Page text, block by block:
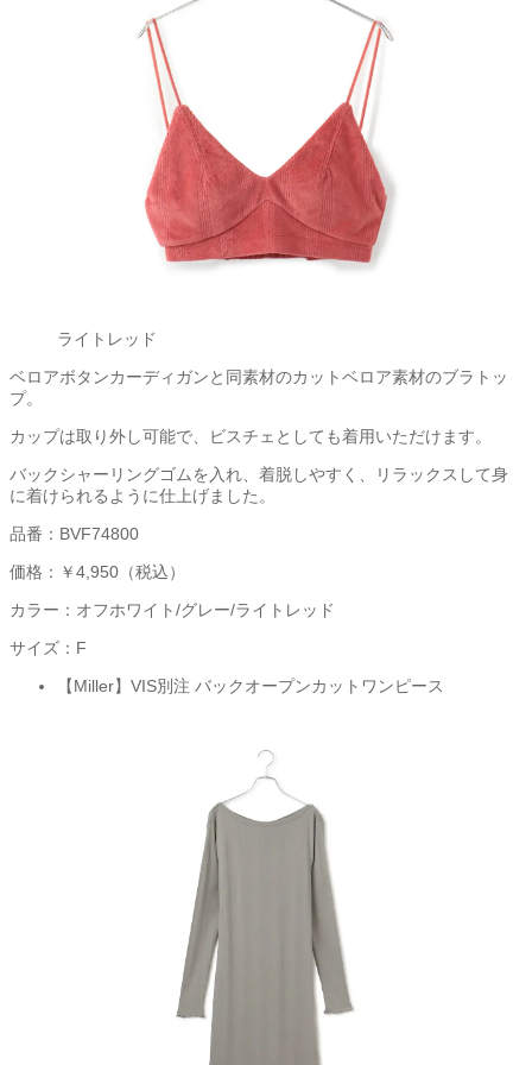
ライトレッド
ベロアボタンカーディガンと同素材のカットベロア素材のブラトッ
プ。
カップは取り外し可能で、ビスチェとしても着用いただけます。
バックシャーリングゴムを入れ、着脱しやすく、リラックスして身
に着けられるように仕上げました。
品番：BVF74800
価格：￥4,950（税込）
カラー：オフホワイト/グレー/ライトレッド
サイズ：F
【Miller】VIS別注 バックオープンカットワンピース